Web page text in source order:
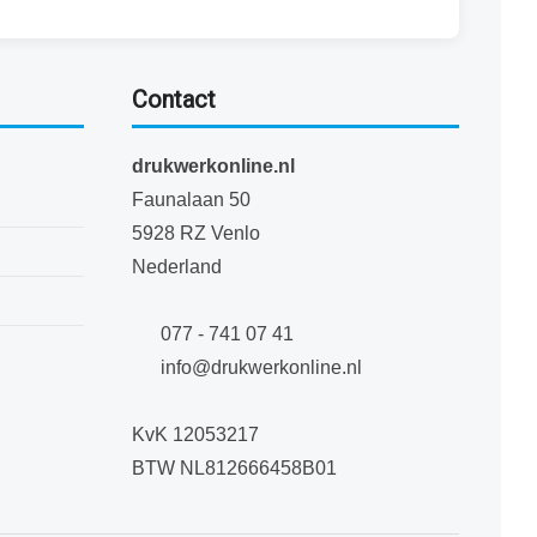
Contact
drukwerkonline.nl
Faunalaan 50
5928 RZ Venlo
Nederland
077 - 741 07 41
info@drukwerkonline.nl
KvK 12053217
BTW NL812666458B01